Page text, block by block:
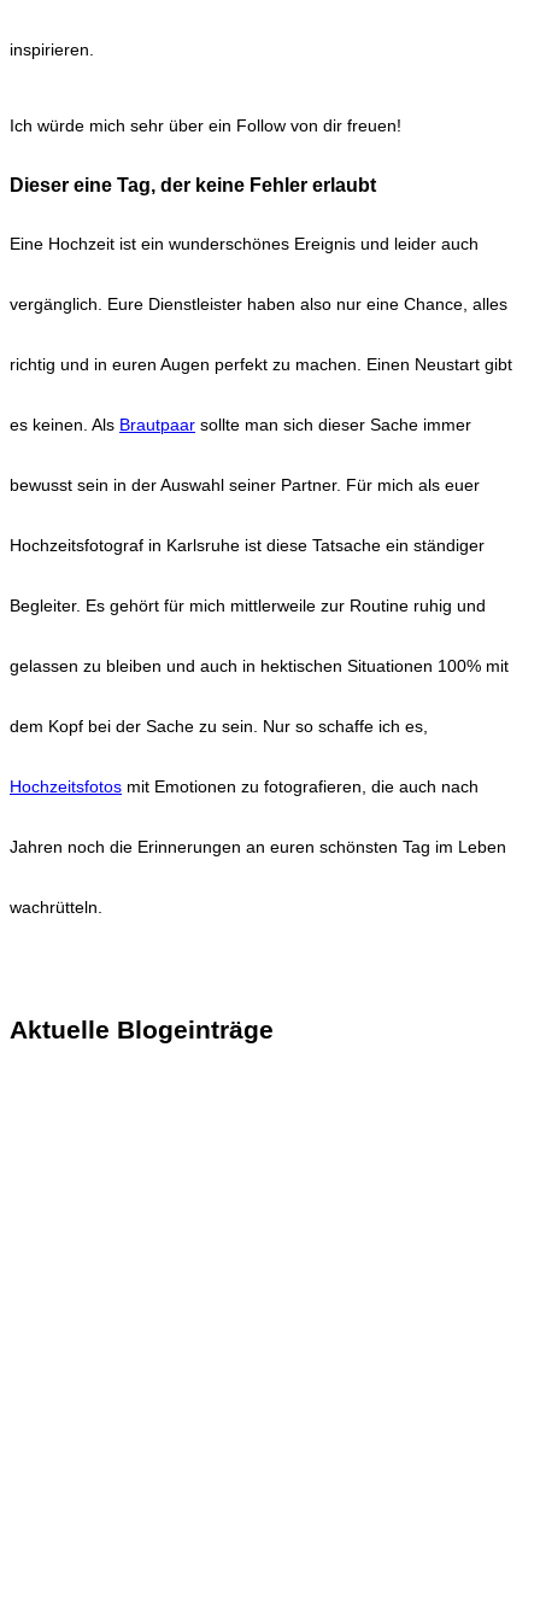
inspirieren.
Ich würde mich sehr über ein Follow von dir freuen!
Dieser eine Tag, der keine Fehler erlaubt
Eine Hochzeit ist ein wunderschönes Ereignis und leider auch
vergänglich. Eure Dienstleister haben also nur eine Chance, alles
richtig und in euren Augen perfekt zu machen. Einen Neustart gibt
es keinen. Als Brautpaar sollte man sich dieser Sache immer
bewusst sein in der Auswahl seiner Partner. Für mich als euer
Hochzeitsfotograf in Karlsruhe ist diese Tatsache ein ständiger
Begleiter. Es gehört für mich mittlerweile zur Routine ruhig und
gelassen zu bleiben und auch in hektischen Situationen 100% mit
dem Kopf bei der Sache zu sein. Nur so schaffe ich es,
Hochzeitsfotos mit Emotionen zu fotografieren, die auch nach
Jahren noch die Erinnerungen an euren schönsten Tag im Leben
wachrütteln.
Aktuelle Blogeinträge